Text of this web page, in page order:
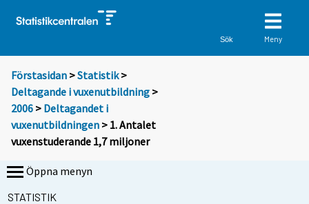
Sök Meny
Förstasidan >Statistik >
Deltagande i vuxenutbildning >
2006 > Deltagandet i
vuxenutbildningen > 1. Antalet
vuxenstuderande 1,7 miljoner
Öppna menyn
STATISTIK